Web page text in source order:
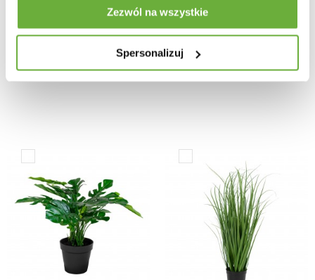
Zezwól na wszystkie
Spersonalizuj
212,43 zł -16% 187,11 zł -16%
222,75 zł